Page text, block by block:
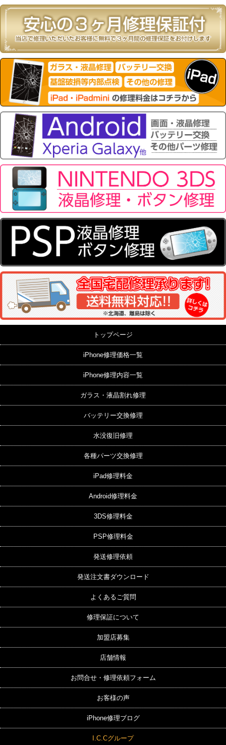
トップページ
iPhone修理価格一覧
iPhone修理内容一覧
ガラス・液晶割れ修理
バッテリー交換修理
水没復旧修理
各種パーツ交換修理
iPad修理料金
Android修理料金
3DS修理料金
PSP修理料金
発送修理依頼
発送注文書ダウンロード
よくあるご質問
修理保証について
加盟店募集
店舗情報
お問合せ・修理依頼フォーム
お客様の声
iPhone修理ブログ
I.C.Cグループ